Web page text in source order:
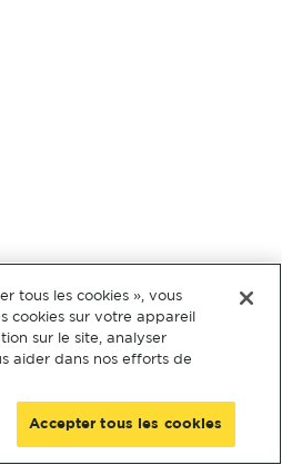
tous les cookies », vous
cookies sur votre appareil
sur le site, analyser
aider dans nos efforts de
Accepter tous les cookies